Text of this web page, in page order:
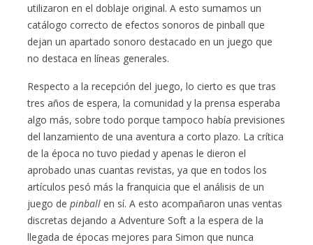
utilizaron en el doblaje original. A esto sumamos un
catálogo correcto de efectos sonoros de pinball que
dejan un apartado sonoro destacado en un juego que
no destaca en líneas generales.
Respecto a la recepción del juego, lo cierto es que tras
tres años de espera, la comunidad y la prensa esperaba
algo más, sobre todo porque tampoco había previsiones
del lanzamiento de una aventura a corto plazo. La crítica
de la época no tuvo piedad y apenas le dieron el
aprobado unas cuantas revistas, ya que en todos los
artículos pesó más la franquicia que el análisis de un
juego depinball en sí. A esto acompañaron unas ventas
discretas dejando a Adventure Soft a la espera de la
llegada de épocas mejores para Simon que nunca